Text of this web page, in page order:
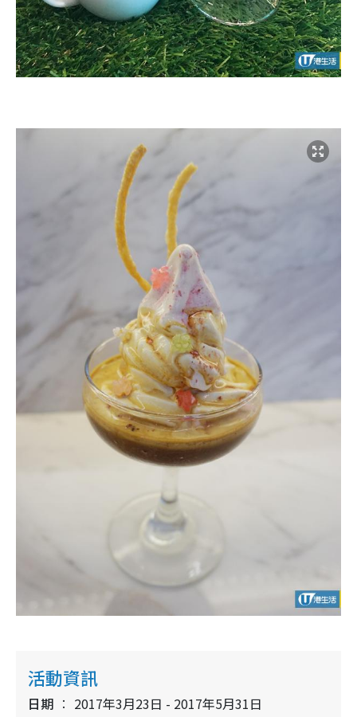
活動資訊
日期
2017年3月23日 - 2017年5月31日